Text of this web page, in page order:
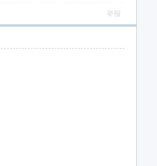
举报